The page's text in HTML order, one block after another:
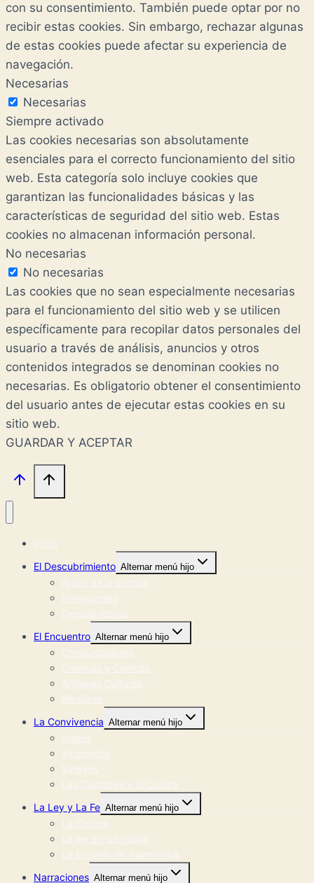
con su consentimiento. También puede optar por no
recibir estas cookies. Sin embargo, rechazar algunas
de estas cookies puede afectar su experiencia de
navegación.
Necesarias
Necesarias
Siempre activado
Las cookies necesarias son absolutamente
esenciales para el correcto funcionamiento del sitio
web. Esta categoría solo incluye cookies que
garantizan las funcionalidades básicas y las
características de seguridad del sitio web. Estas
cookies no almacenan información personal.
No necesarias
No necesarias
Las cookies que no sean especialmente necesarias
para el funcionamiento del sitio web y se utilicen
específicamente para recopilar datos personales del
usuario a través de análisis, anuncios y otros
contenidos integrados se denominan cookies no
necesarias. Es obligatorio obtener el consentimiento
del usuario antes de ejecutar estas cookies en su
sitio web.
GUARDAR Y ACEPTAR
Inicio
El Descubrimiento Alternar menú hijo
Antes de la partida
Navegantes
Descubridores
El Encuentro Alternar menú hijo
Conquistadores
Crónicas y Códices
Antiguas Culturas
Mestizos
La Convivencia Alternar menú hijo
Frailes
Virreinatos
Virreyes
Las Ciudades y la Cultura
La Ley y La Fe Alternar menú hijo
La Corona
La ley en las Indias
La Escuela de Salamanca
Narraciones Alternar menú hijo